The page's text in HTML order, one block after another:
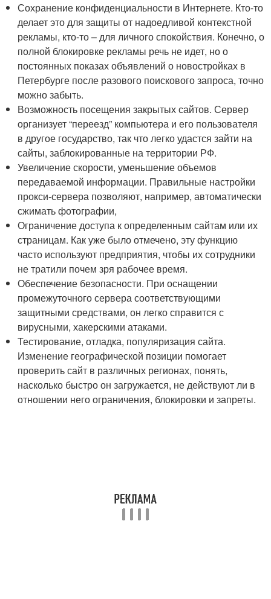
Сохранение конфиденциальности в Интернете. Кто-то
делает это для защиты от надоедливой контекстной
рекламы, кто-то – для личного спокойствия. Конечно, о
полной блокировке рекламы речь не идет, но о
постоянных показах объявлений о новостройках в
Петербурге после разового поискового запроса, точно
можно забыть.
Возможность посещения закрытых сайтов. Сервер
организует “переезд” компьютера и его пользователя
в другое государство, так что легко удастся зайти на
сайты, заблокированные на территории РФ.
Увеличение скорости, уменьшение объемов
передаваемой информации. Правильные настройки
прокси-сервера позволяют, например, автоматически
сжимать фотографии,
Ограничение доступа к определенным сайтам или их
страницам. Как уже было отмечено, эту функцию
часто используют предприятия, чтобы их сотрудники
не тратили почем зря рабочее время.
Обеспечение безопасности. При оснащении
промежуточного сервера соответствующими
защитными средствами, он легко справится с
вирусными, хакерскими атаками.
Тестирование, отладка, популяризация сайта.
Изменение географической позиции помогает
проверить сайт в различных регионах, понять,
насколько быстро он загружается, не действуют ли в
отношении него ограничения, блокировки и запреты.